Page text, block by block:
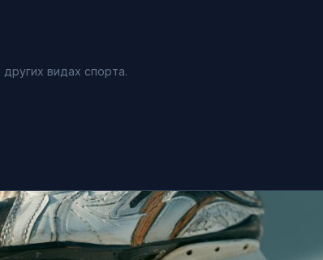
видах спорта.